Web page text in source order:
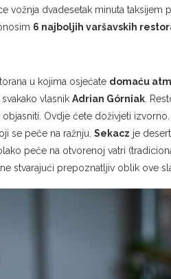
vožnja dvadesetak minuta taksijem
6 najboljih varšavskih
u kojima osjećate domaću
vlasnik Adrian Górniak .
Ovdje ćete doživjeti
se peče na ražnju. Sekacz je
peče na otvorenoj vatri
stvarajući prepoznatljiv oblik ove